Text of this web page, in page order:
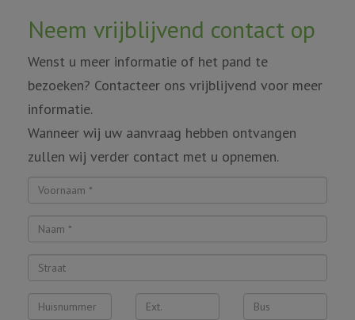
Neem vrijblijvend contact op
Wenst u meer informatie of het pand te
bezoeken? Contacteer ons vrijblijvend voor meer
informatie.
Wanneer wij uw aanvraag hebben ontvangen
zullen wij verder contact met u opnemen.